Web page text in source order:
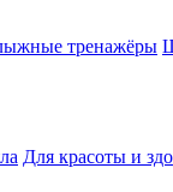
тренажёры
Для красоты и